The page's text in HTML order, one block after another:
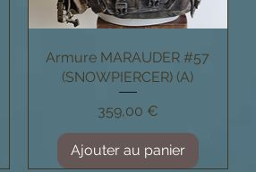
Aperçu rapide
Armure MARAUDER #57
(SNOWPIERCER) (A)
Prix
359,00 €
Ajouter au panier